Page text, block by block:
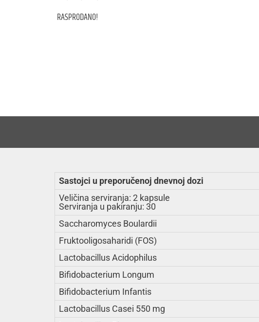
RASPRODANO!
Sastojci u preporučenoj dnevnoj dozi
Veličina serviranja: 2 kapsule
Serviranja u pakiranju: 30
Saccharomyces Boulardii
Fruktooligosaharidi (FOS)
Lactobacillus Acidophilus
Bifidobacterium Longum
Bifidobacterium Infantis
Lactobacillus Casei 550 mg